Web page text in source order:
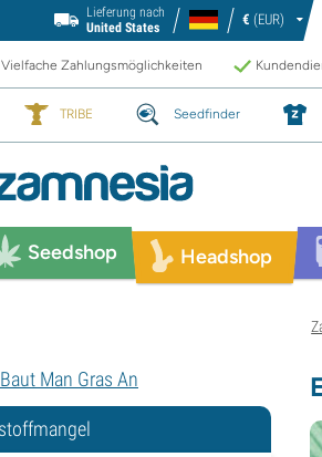
Lieferung nach
United States
€ (EUR)
Vielfache Zahlungsmöglichkeiten
TRIBE Seedfinder
Seedshop Headshop
Man Gras An